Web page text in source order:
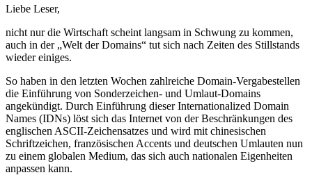
Liebe Leser,
nicht nur die Wirtschaft scheint langsam in Schwung zu kommen,
auch in der „Welt der Domains“ tut sich nach Zeiten des Stillstands
wieder einiges.
So haben in den letzten Wochen zahlreiche Domain-Vergabestellen
die Einführung von Sonderzeichen- und Umlaut-Domains
angekündigt. Durch Einführung dieser Internationalized Domain
Names (IDNs) löst sich das Internet von der Beschränkungen des
englischen ASCII-Zeichensatzes und wird mit chinesischen
Schriftzeichen, französischen Accents und deutschen Umlauten nun
zu einem globalen Medium, das sich auch nationalen Eigenheiten
anpassen kann.